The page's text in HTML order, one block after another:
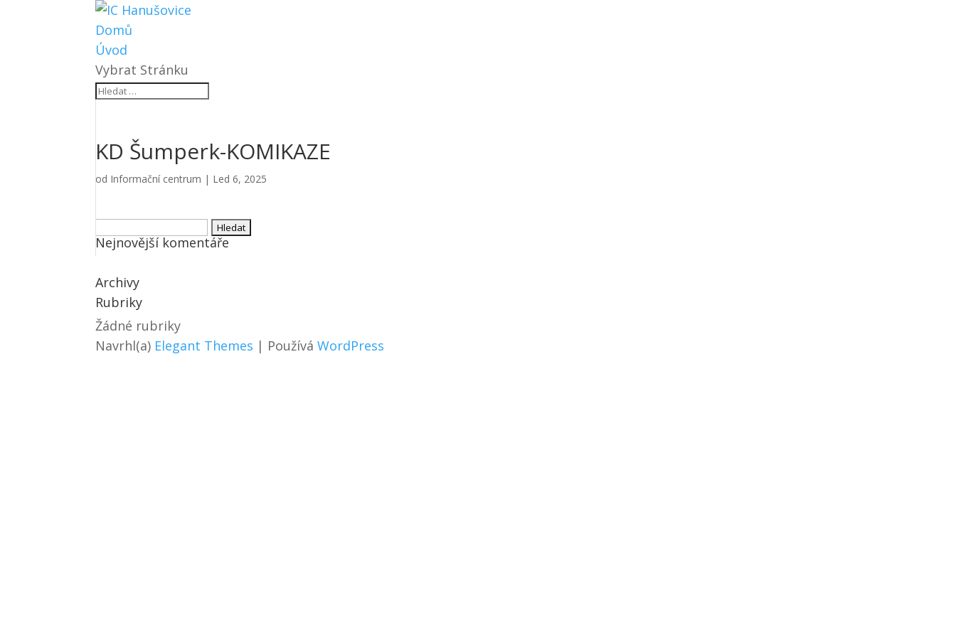
Domů
Úvod
Vybrat Stránku
KD Šumperk-KOMIKAZE
od Informační centrum | Led 6, 2025
Vyhledávání
Nejnovější komentáře
Archivy
Rubriky
Žádné rubriky
Navrhl(a) Elegant Themes | PoužíváWordPress